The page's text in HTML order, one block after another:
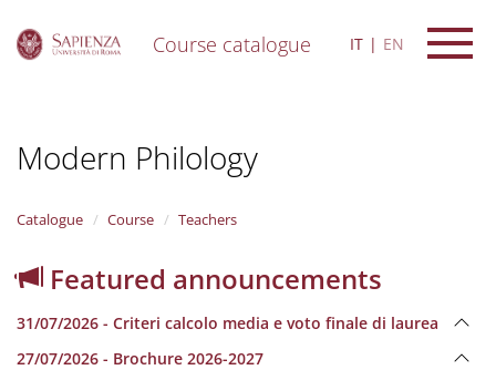
Course catalogue IT EN
Modern Philology
Catalogue Course Teachers
Featured announcements
31/07/2026 - Criteri calcolo media e voto finale di laurea
27/07/2026 - Brochure 2026-2027